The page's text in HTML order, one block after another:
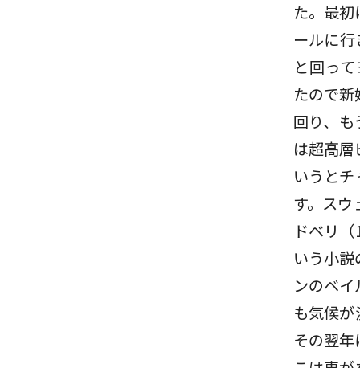
た。最
ールに
と回っ
たので
回り、
は超高
いうと
す。ス
ドベリ
いう小
ンのベ
も気候
その翌